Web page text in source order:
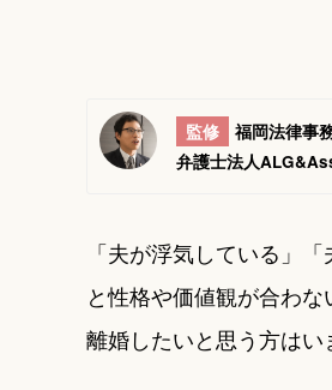
監修
福岡法律事
弁護士法人
「夫が浮気している」
と性格や価値観が合わ
離婚したいと思う方はい